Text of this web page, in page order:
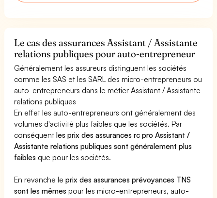
Le cas des assurances Assistant / Assistante
relations publiques pour auto-entrepreneur
Généralement les assureurs distinguent les sociétés
comme les SAS et les SARL des micro-entrepreneurs ou
auto-entrepreneurs dans le métier Assistant / Assistante
relations publiques
En effet les auto-entrepreneurs ont généralement des
volumes d'activité plus faibles que les sociétés. Par
conséquentles prix des assurances rc pro Assistant /
Assistante relations publiques sont généralement plus
faibles que pour les sociétés.
En revanche leprix des assurances prévoyances TNS
sont les mêmes pour les micro-entrepreneurs, auto-